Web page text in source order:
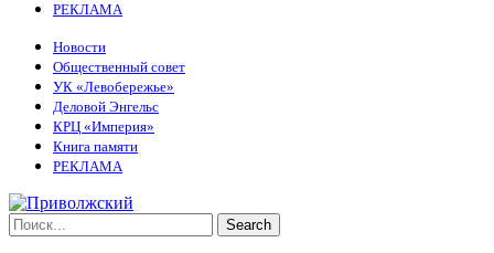
РЕКЛАМА
Новости
Общественный совет
УК «Левобережье»
Деловой Энгельс
КРЦ «Империя»
Книга памяти
РЕКЛАМА